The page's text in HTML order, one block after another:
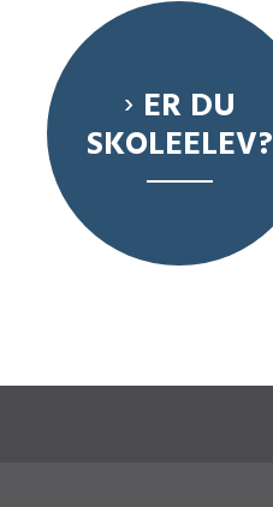
ER DU
SKOLEELEV?